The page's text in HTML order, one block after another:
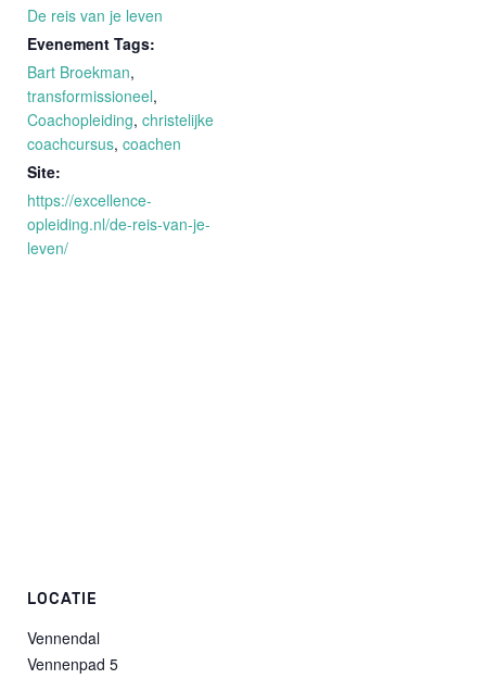
De reis van je leven
Evenement Tags:
Bart Broekman,
transformissioneel,
Coachopleiding, christelijke
coachcursus, coachen
Site:
https://excellence-
opleiding.nl/de-reis-van-je-
leven/
LOCATIE
Vennendal
Vennenpad 5